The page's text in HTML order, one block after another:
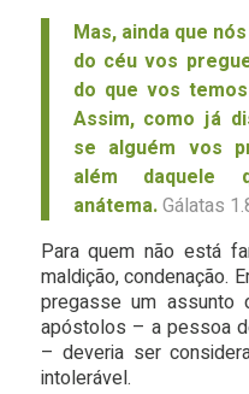
Mas, ainda que
do céu vos
do que vos
Assim, como já
se alguém vos
além daquele
anátema.Gálatas
Para quem não está
maldição, condenação.
pregasse um assunto
apóstolos – a pessoa
– deveria ser
intolerável.